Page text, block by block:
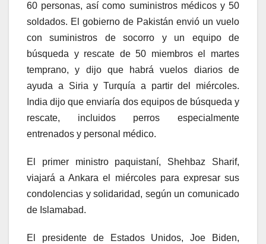
60 personas, así como suministros médicos y 50
soldados. El gobierno de Pakistán envió un vuelo
con suministros de socorro y un equipo de
búsqueda y rescate de 50 miembros el martes
temprano, y dijo que habrá vuelos diarios de
ayuda a Siria y Turquía a partir del miércoles.
India dijo que enviaría dos equipos de búsqueda y
rescate, incluidos perros especialmente
entrenados y personal médico.
El primer ministro paquistaní, Shehbaz Sharif,
viajará a Ankara el miércoles para expresar sus
condolencias y solidaridad, según un comunicado
de Islamabad.
El presidente de Estados Unidos, Joe Biden,